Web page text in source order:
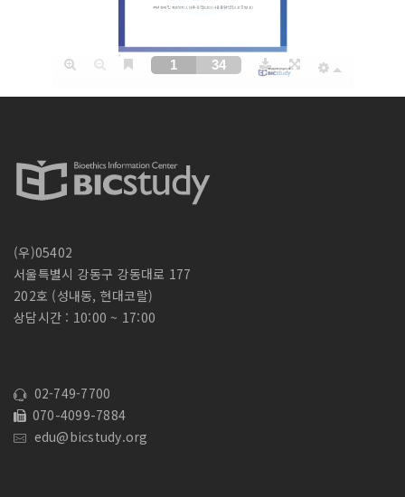
(우)05402
서울특별시 강동구 강동대로 177
202호 (성내동, 현대코랄)
상담시간 : 10:00 ~ 17:00
02-749-7700
070-4099-7884
edu@bicstudy.org